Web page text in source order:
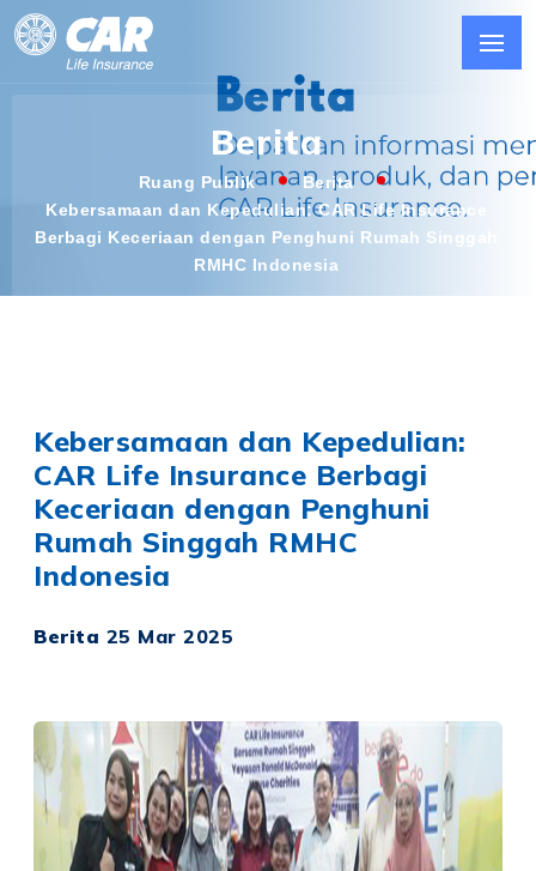
Berita
Ruang Publik
Berita
Kebersamaan dan Kepedulian: CAR Life Insurance
Berbagi Keceriaan dengan Penghuni Rumah Singgah
RMHC Indonesia
Kebersamaan dan Kepedulian:
CAR Life Insurance Berbagi
Keceriaan dengan Penghuni
Rumah Singgah RMHC
Indonesia
Berita 25 Mar 2025